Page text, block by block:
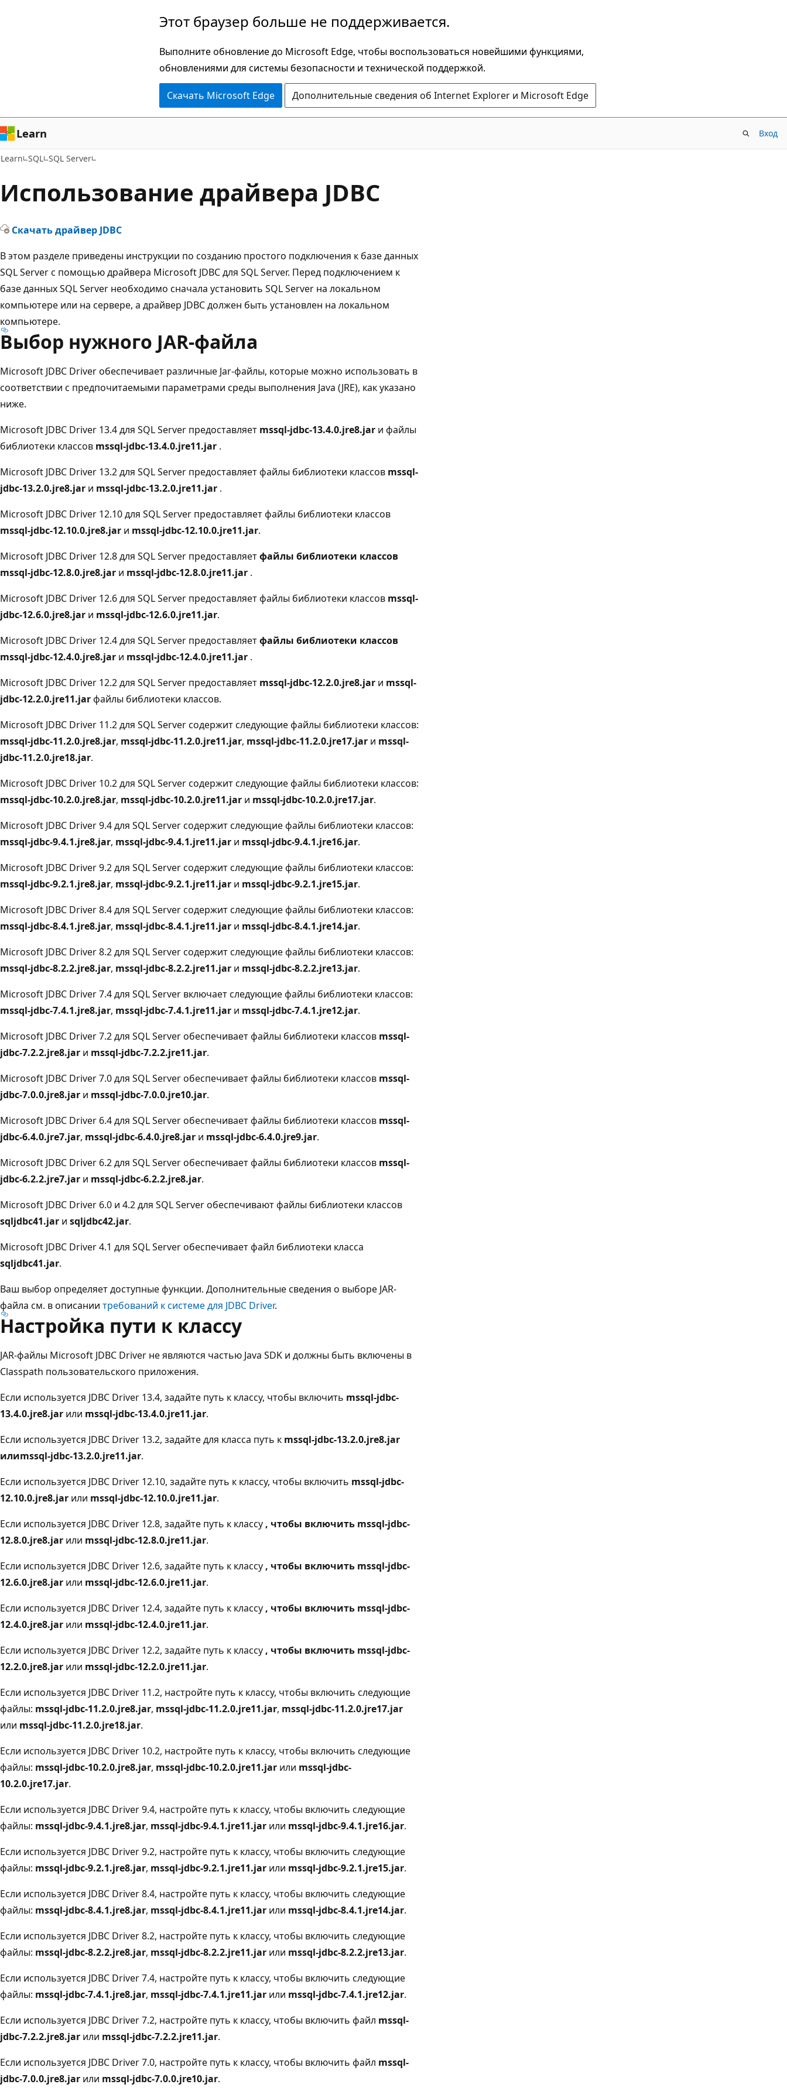
Этот браузер больше не поддерживается.
Выполните обновление до Microsoft Edge, чтобы воспользоваться новейшими функциями,
обновлениями для системы безопасности и технической поддержкой.
Скачать Microsoft Edge Дополнительные сведения об Internet Explorer и Microsoft Edge
Learn Вход
Learn SQL SQL Server
Использование драйвера JDBC
Скачать драйвер JDBC
В этом разделе приведены инструкции по созданию простого подключения к базе данных
SQL Server с помощью драйвера Microsoft JDBC для SQL Server. Перед подключением к
базе данных SQL Server необходимо сначала установить SQL Server на локальном
компьютере или на сервере, а драйвер JDBC должен быть установлен на локальном
компьютере.
Выбор нужного JAR-файла
Microsoft JDBC Driver обеспечивает различные Jar-файлы, которые можно использовать в
соответствии с предпочитаемыми параметрами среды выполнения Java (JRE), как указано
ниже.
Microsoft JDBC Driver 13.4 для SQL Server предоставляет mssql-jdbc-13.4.0.jre8.jar и файлы
библиотеки классов mssql-jdbc-13.4.0.jre11.jar .
Microsoft JDBC Driver 13.2 для SQL Server предоставляет файлы библиотеки классов mssql-
jdbc-13.2.0.jre8.jar и mssql-jdbc-13.2.0.jre11.jar .
Microsoft JDBC Driver 12.10 для SQL Server предоставляет файлы библиотеки классов
mssql-jdbc-12.10.0.jre8.jar и mssql-jdbc-12.10.0.jre11.jar.
Microsoft JDBC Driver 12.8 для SQL Server предоставляетфайлы библиотеки классов
mssql-jdbc-12.8.0.jre8.jar и mssql-jdbc-12.8.0.jre11.jar .
Microsoft JDBC Driver 12.6 для SQL Server предоставляет файлы библиотеки классов mssql-
jdbc-12.6.0.jre8.jar и mssql-jdbc-12.6.0.jre11.jar.
Microsoft JDBC Driver 12.4 для SQL Server предоставляетфайлы библиотеки классов
mssql-jdbc-12.4.0.jre8.jar и mssql-jdbc-12.4.0.jre11.jar .
Microsoft JDBC Driver 12.2 для SQL Server предоставляет mssql-jdbc-12.2.0.jre8.jar и mssql-
jdbc-12.2.0.jre11.jarфайлы библиотеки классов.
Microsoft JDBC Driver 11.2 для SQL Server содержит следующие файлы библиотеки классов:
mssql-jdbc-11.2.0.jre8.jar, mssql-jdbc-11.2.0.jre11.jar, mssql-jdbc-11.2.0.jre17.jar и mssql-
jdbc-11.2.0.jre18.jar.
Microsoft JDBC Driver 10.2 для SQL Server содержит следующие файлы библиотеки классов:
mssql-jdbc-10.2.0.jre8.jar, mssql-jdbc-10.2.0.jre11.jar и mssql-jdbc-10.2.0.jre17.jar.
Microsoft JDBC Driver 9.4 для SQL Server содержит следующие файлы библиотеки классов:
mssql-jdbc-9.4.1.jre8.jar, mssql-jdbc-9.4.1.jre11.jar и mssql-jdbc-9.4.1.jre16.jar.
Microsoft JDBC Driver 9.2 для SQL Server содержит следующие файлы библиотеки классов:
mssql-jdbc-9.2.1.jre8.jar, mssql-jdbc-9.2.1.jre11.jar и mssql-jdbc-9.2.1.jre15.jar.
Microsoft JDBC Driver 8.4 для SQL Server содержит следующие файлы библиотеки классов:
mssql-jdbc-8.4.1.jre8.jar, mssql-jdbc-8.4.1.jre11.jar и mssql-jdbc-8.4.1.jre14.jar.
Microsoft JDBC Driver 8.2 для SQL Server содержит следующие файлы библиотеки классов:
mssql-jdbc-8.2.2.jre8.jar, mssql-jdbc-8.2.2.jre11.jar и mssql-jdbc-8.2.2.jre13.jar.
Microsoft JDBC Driver 7.4 для SQL Server включает следующие файлы библиотеки классов:
mssql-jdbc-7.4.1.jre8.jar, mssql-jdbc-7.4.1.jre11.jar и mssql-jdbc-7.4.1.jre12.jar.
Microsoft JDBC Driver 7.2 для SQL Server обеспечивает файлы библиотеки классов mssql-
jdbc-7.2.2.jre8.jar и mssql-jdbc-7.2.2.jre11.jar.
Microsoft JDBC Driver 7.0 для SQL Server обеспечивает файлы библиотеки классов mssql-
jdbc-7.0.0.jre8.jar и mssql-jdbc-7.0.0.jre10.jar.
Microsoft JDBC Driver 6.4 для SQL Server обеспечивает файлы библиотеки классов mssql-
jdbc-6.4.0.jre7.jar, mssql-jdbc-6.4.0.jre8.jar и mssql-jdbc-6.4.0.jre9.jar.
Microsoft JDBC Driver 6.2 для SQL Server обеспечивает файлы библиотеки классов mssql-
jdbc-6.2.2.jre7.jar и mssql-jdbc-6.2.2.jre8.jar.
Microsoft JDBC Driver 6.0 и 4.2 для SQL Server обеспечивают файлы библиотеки классов
sqljdbc41.jar и sqljdbc42.jar.
Microsoft JDBC Driver 4.1 для SQL Server обеспечивает файл библиотеки класса
sqljdbc41.jar.
Ваш выбор определяет доступные функции. Дополнительные сведения о выборе JAR-
файла см. в описании требований к системе для JDBC Driver.
Настройка пути к классу
JAR-файлы Microsoft JDBC Driver не являются частью Java SDK и должны быть включены в
Classpath пользовательского приложения.
Если используется JDBC Driver 13.4, задайте путь к классу, чтобы включить mssql-jdbc-
13.4.0.jre8.jar или mssql-jdbc-13.4.0.jre11.jar.
Если используется JDBC Driver 13.2, задайте для класса путь к mssql-jdbc-13.2.0.jre8.jar
илиmssql-jdbc-13.2.0.jre11.jar.
Если используется JDBC Driver 12.10, задайте путь к классу, чтобы включить mssql-jdbc-
12.10.0.jre8.jar или mssql-jdbc-12.10.0.jre11.jar.
Если используется JDBC Driver 12.8, задайте путь к классу , чтобы включить mssql-jdbc-
12.8.0.jre8.jar или mssql-jdbc-12.8.0.jre11.jar.
Если используется JDBC Driver 12.6, задайте путь к классу , чтобы включить mssql-jdbc-
12.6.0.jre8.jar или mssql-jdbc-12.6.0.jre11.jar.
Если используется JDBC Driver 12.4, задайте путь к классу , чтобы включить mssql-jdbc-
12.4.0.jre8.jar или mssql-jdbc-12.4.0.jre11.jar.
Если используется JDBC Driver 12.2, задайте путь к классу , чтобы включить mssql-jdbc-
12.2.0.jre8.jar или mssql-jdbc-12.2.0.jre11.jar.
Если используется JDBC Driver 11.2, настройте путь к классу, чтобы включить следующие
файлы: mssql-jdbc-11.2.0.jre8.jar, mssql-jdbc-11.2.0.jre11.jar, mssql-jdbc-11.2.0.jre17.jar
или mssql-jdbc-11.2.0.jre18.jar.
Если используется JDBC Driver 10.2, настройте путь к классу, чтобы включить следующие
файлы: mssql-jdbc-10.2.0.jre8.jar, mssql-jdbc-10.2.0.jre11.jar или mssql-jdbc-
10.2.0.jre17.jar.
Если используется JDBC Driver 9.4, настройте путь к классу, чтобы включить следующие
файлы: mssql-jdbc-9.4.1.jre8.jar, mssql-jdbc-9.4.1.jre11.jar или mssql-jdbc-9.4.1.jre16.jar.
Если используется JDBC Driver 9.2, настройте путь к классу, чтобы включить следующие
файлы: mssql-jdbc-9.2.1.jre8.jar, mssql-jdbc-9.2.1.jre11.jar или mssql-jdbc-9.2.1.jre15.jar.
Если используется JDBC Driver 8.4, настройте путь к классу, чтобы включить следующие
файлы: mssql-jdbc-8.4.1.jre8.jar, mssql-jdbc-8.4.1.jre11.jar или mssql-jdbc-8.4.1.jre14.jar.
Если используется JDBC Driver 8.2, настройте путь к классу, чтобы включить следующие
файлы: mssql-jdbc-8.2.2.jre8.jar, mssql-jdbc-8.2.2.jre11.jar или mssql-jdbc-8.2.2.jre13.jar.
Если используется JDBC Driver 7.4, настройте путь к классу, чтобы включить следующие
файлы: mssql-jdbc-7.4.1.jre8.jar, mssql-jdbc-7.4.1.jre11.jar или mssql-jdbc-7.4.1.jre12.jar.
Если используется JDBC Driver 7.2, настройте путь к классу, чтобы включить файл mssql-
jdbc-7.2.2.jre8.jar или mssql-jdbc-7.2.2.jre11.jar.
Если используется JDBC Driver 7.0, настройте путь к классу, чтобы включить файл mssql-
jdbc-7.0.0.jre8.jar или mssql-jdbc-7.0.0.jre10.jar.